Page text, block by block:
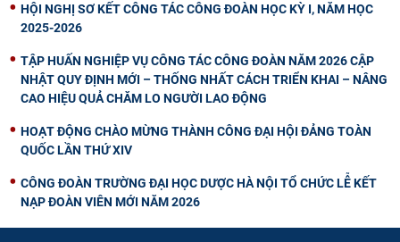
HỘI NGHỊ SƠ KẾT CÔNG TÁC CÔNG ĐOÀN HỌC KỲ I, NĂM HỌC
2025-2026
TẬP HUẤN NGHIỆP VỤ CÔNG TÁC CÔNG ĐOÀN NĂM 2026 CẬP
NHẬT QUY ĐỊNH MỚI – THỐNG NHẤT CÁCH TRIỂN KHAI – NÂNG
CAO HIỆU QUẢ CHĂM LO NGƯỜI LAO ĐỘNG
HOẠT ĐỘNG CHÀO MỪNG THÀNH CÔNG ĐẠI HỘI ĐẢNG TOÀN
QUỐC LẦN THỨ XIV
CÔNG ĐOÀN TRƯỜNG ĐẠI HỌC DƯỢC HÀ NỘI TỔ CHỨC LỄ KẾT
NẠP ĐOÀN VIÊN MỚI NĂM 2026